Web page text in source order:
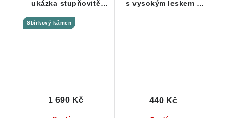
ukázka stupňovitě
turmalínu
Sbírkový kámen
1 690 Kč
s vysokým leskem a
440 Kč